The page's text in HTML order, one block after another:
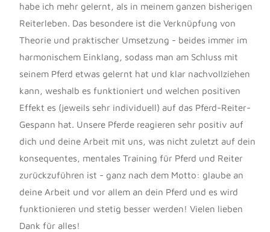
habe ich mehr gelernt, als in meinem ganzen bisherigen
Reiterleben. Das besondere ist die Verknüpfung von
Theorie und praktischer Umsetzung - beides immer im
harmonischem Einklang, sodass man am Schluss mit
seinem Pferd etwas gelernt hat und klar nachvollziehen
kann, weshalb es funktioniert und welchen positiven
Effekt es (jeweils sehr individuell) auf das Pferd-Reiter-
Gespann hat. Unsere Pferde reagieren sehr positiv auf
dich und deine Arbeit mit uns, was nicht zuletzt auf dein
konsequentes, mentales Training für Pferd und Reiter
zurückzuführen ist - ganz nach dem Motto: glaube an
deine Arbeit und vor allem an dein Pferd und es wird
funktionieren und stetig besser werden! Vielen lieben
Dank für alles!